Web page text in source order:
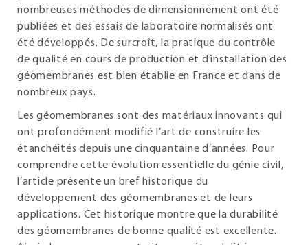
nombreuses méthodes de dimensionnement ont été
publiées et des essais de laboratoire normalisés ont
été développés. De surcroît, la pratique du contrôle
de qualité en cours de production et d’installation des
géomembranes est bien établie en France et dans de
nombreux pays.
Les géomembranes sont des matériaux innovants qui
ont profondément modifié l’art de construire les
étanchéités depuis une cinquantaine d’années. Pour
comprendre cette évolution essentielle du génie civil,
l’article présente un bref historique du
développement des géomembranes et de leurs
applications. Cet historique montre que la durabilité
des géomembranes de bonne qualité est excellente.